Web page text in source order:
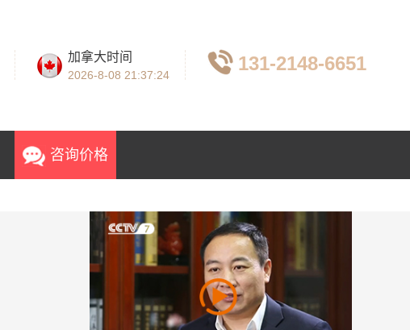
加拿大时间
2026-8-08 21:37:25
131-2148-6651
咨询价格